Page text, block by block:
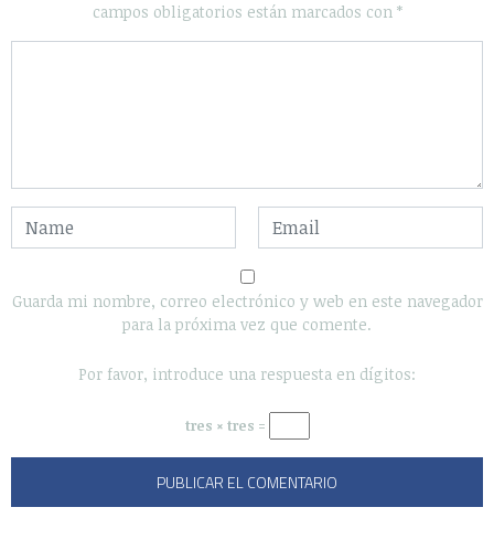
campos obligatorios están marcados con *
Guarda mi nombre, correo electrónico y web en este navegador
para la próxima vez que comente.
Por favor, introduce una respuesta en dígitos:
tres × tres =